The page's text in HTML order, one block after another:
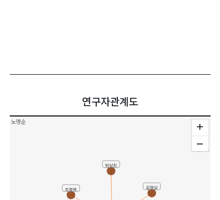
연구자관계도
노명순
반상진
김영상
조영재